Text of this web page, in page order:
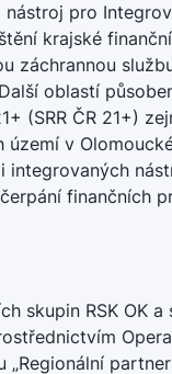
nástroj pro
krajské
záchrannou
oblastí
(SRR ČR 21+)
v
integrovaných
finančních
skupin RSK OK a